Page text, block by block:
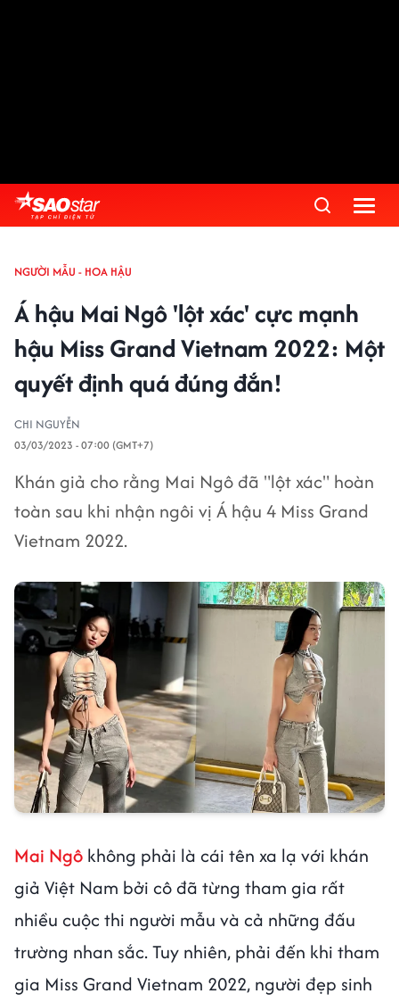
NGƯỜI MẪU - HOA HẬU
Á hậu Mai Ngô 'lột xác' cực mạnh
hậu Miss Grand Vietnam 2022: Một
quyết định quá đúng đắn!
CHI NGUYỄN
03/03/2023 - 07:00 (GMT+7)
Khán giả cho rằng Mai Ngô đã "lột xác" hoàn
toàn sau khi nhận ngôi vị Á hậu 4 Miss Grand
Vietnam 2022.
Mai Ngô không phải là cái tên xa lạ với khán
giả Việt Nam bởi cô đã từng tham gia rất
nhiều cuộc thi người mẫu và cả những đấu
trường nhan sắc. Tuy nhiên, phải đến khi tham
gia Miss Grand Vietnam 2022, người đẹp sinh